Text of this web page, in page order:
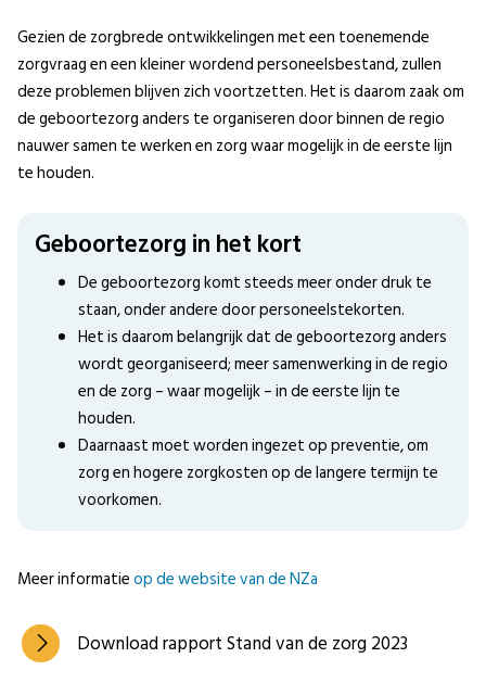
Gezien de zorgbrede ontwikkelingen met een toenemende
zorgvraag en een kleiner wordend personeelsbestand, zullen
deze problemen blijven zich voortzetten. Het is daarom zaak om
de geboortezorg anders te organiseren door binnen de regio
nauwer samen te werken en zorg waar mogelijk in de eerste lijn
te houden.
Geboortezorg in het kort
De geboortezorg komt steeds meer onder druk te
staan, onder andere door personeelstekorten.
Het is daarom belangrijk dat de geboortezorg anders
wordt georganiseerd; meer samenwerking in de regio
en de zorg – waar mogelijk – in de eerste lijn te
houden.
Daarnaast moet worden ingezet op preventie, om
zorg en hogere zorgkosten op de langere termijn te
voorkomen.
Meer informatieop de website van de NZa
Download rapport Stand van de zorg 2023